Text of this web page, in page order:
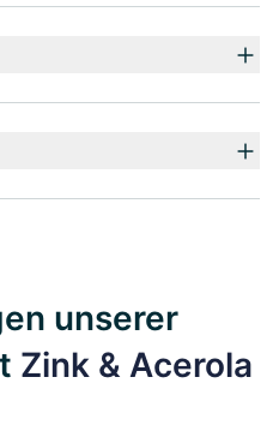
unserer
Zink & Acerola